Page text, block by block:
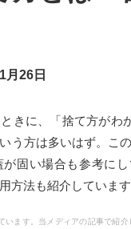
月26日
きに、「捨て方がわ
う方は多いはず。こ
固い場合も参考に
方法も紹介しています
います。当メディアの記事で紹